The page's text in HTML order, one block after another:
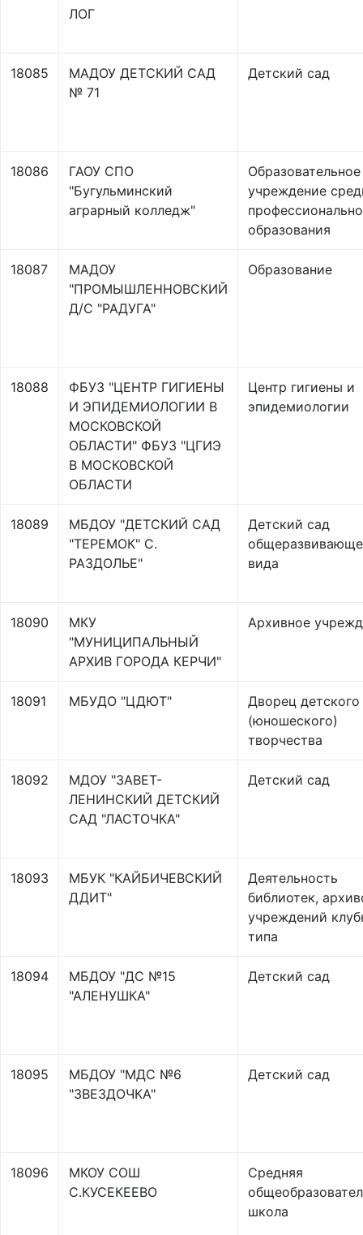
ЛОГ
18085
МАДОУ ДЕТСКИЙ САД
№ 71
Детский сад
18086
ГАОУ СПО
"Бугульминский
аграрный колледж"
Образовательное
учреждение
образования
18087
МАДОУ
"ПРОМЫШЛЕННОВСКИЙ
Д/С "РАДУГА"
Образование
18088
ФБУЗ "ЦЕНТР ГИГИЕНЫ
И ЭПИДЕМИОЛОГИИ В
МОСКОВСКОЙ
ОБЛАСТИ" ФБУЗ "ЦГИЭ
В МОСКОВСКОЙ
ОБЛАСТИ
Центр гигиены и
эпидемиологии
18089
МБДОУ "ДЕТСКИЙ САД
"ТЕРЕМОК" С.
РАЗДОЛЬЕ"
Детский сад
вида
18090
МКУ
"МУНИЦИПАЛЬНЫЙ
АРХИВ ГОРОДА КЕРЧИ"
Архивное
18091 МБУДО "ЦДЮТ"
Дворец детского
(юношеского)
творчества
18092
МДОУ "ЗАВЕТ-
ЛЕНИНСКИЙ ДЕТСКИЙ
САД "ЛАСТОЧКА"
Детский сад
18093
МБУК "КАЙБИЧЕВСКИЙ
ДДИТ"
Деятельность
библиотек,
учреждений
типа
18094
МБДОУ "ДС №15
"АЛЕНУШКА"
Детский сад
18095
МБДОУ "МДС №6
"ЗВЕЗДОЧКА"
Детский сад
18096
МКОУ СОШ
С.КУСЕКЕЕВО
Средняя
школа